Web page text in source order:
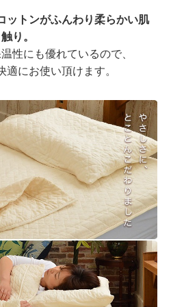
ットンがふんわり柔らかい肌
触り。
性にも優れているので、
適にお使い頂けます。